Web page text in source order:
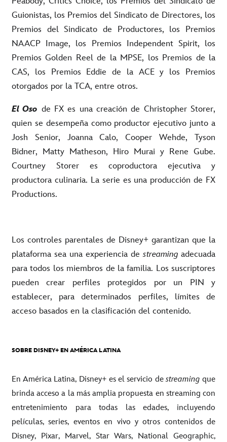
Guionistas, los Premios del Sindicato de Directores, los
Premios del Sindicato de Productores, los Premios
NAACP Image, los Premios Independent Spirit, los
Premios Golden Reel de la MPSE, los Premios de la
CAS, los Premios Eddie de la ACE y los Premios
otorgados por la TCA, entre otros.
El Oso de FX es una creación de Christopher Storer,
quien se desempeña como productor ejecutivo junto a
Josh Senior, Joanna Calo, Cooper Wehde, Tyson
Bidner, Matty Matheson, Hiro Murai y Rene Gube.
Courtney Storer es coproductora ejecutiva y
productora culinaria. La serie es una producción de FX
Productions.
Los controles parentales de Disney+ garantizan que la
plataforma sea una experiencia destreaming adecuada
para todos los miembros de la familia. Los suscriptores
pueden crear perfiles protegidos por un PIN y
establecer, para determinados perfiles, límites de
acceso basados en la clasificación del contenido.
SOBRE DISNEY+ EN AMÉRICA LATINA
En América Latina, Disney+ es el servicio destreamingque
brinda acceso a la más amplia propuesta en streaming con
entretenimiento para todas las edades, incluyendo
películas, series, eventos en vivo y otros contenidos de
Disney, Pixar, Marvel, Star Wars, National Geographic,